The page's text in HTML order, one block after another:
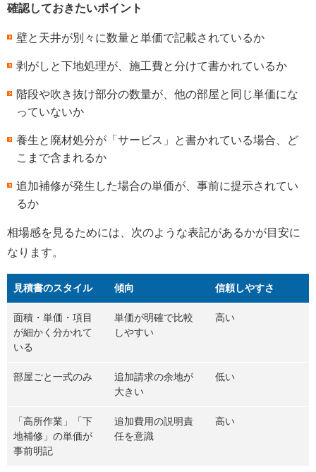
確認しておきたいポイント
壁と天井が別々に数量と単価で記載されているか
剥がしと下地処理が、施工費と分けて書かれているか
階段や吹き抜け部分の数量が、他の部屋と同じ単価にな
っていないか
養生と廃材処分が「サービス」と書かれている場合、ど
こまで含まれるか
追加補修が発生した場合の単価が、事前に提示されてい
るか
相場感を見るためには、次のような表記があるかが目安に
なります。
見積書のスタイル 傾向 信頼しやすさ
面積・単価・項目
が細かく分かれて
いる
単価が明確で比較
しやすい
高い
部屋ごと一式のみ
追加請求の余地が
大きい
低い
「高所作業」「下
地補修」の単価が
事前明記
追加費用の説明責
任を意識
高い